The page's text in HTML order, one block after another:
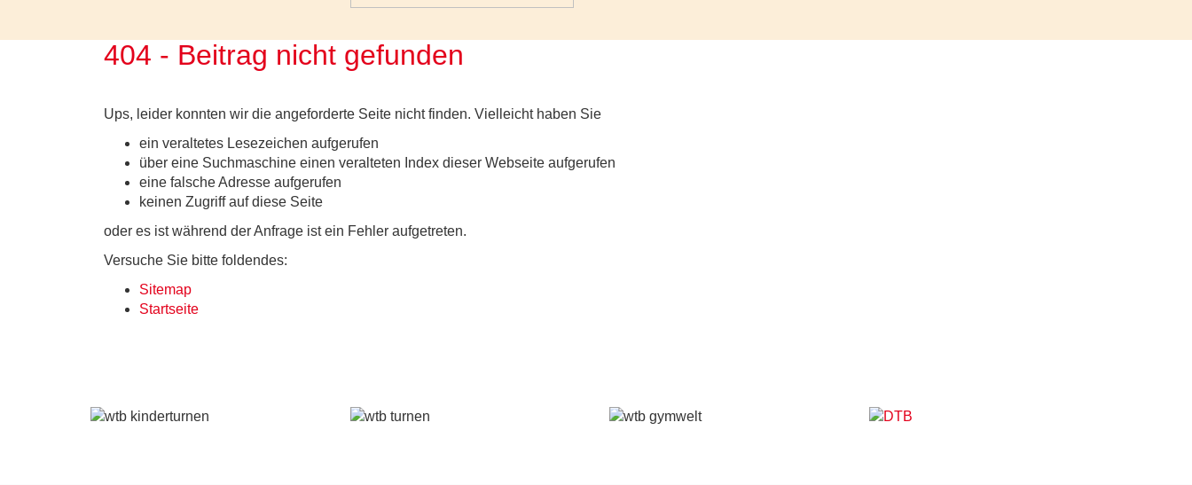
404 - Beitrag nicht gefunden
Ups, leider konnten wir die angeforderte Seite nicht finden. Vielleicht haben Sie
ein veraltetes Lesezeichen aufgerufen
über eine Suchmaschine einen veralteten Index dieser Webseite aufgerufen
eine falsche Adresse aufgerufen
keinen Zugriff auf diese Seite
oder es ist während der Anfrage ist ein Fehler aufgetreten.
Versuche Sie bitte foldendes:
Sitemap
Startseite